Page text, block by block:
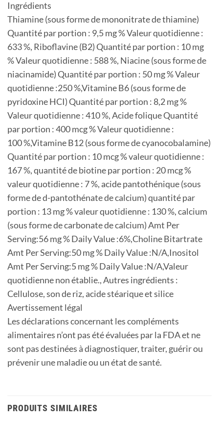
Ingrédients
Thiamine (sous forme de mononitrate de thiamine)
Quantité par portion : 9,5 mg % Valeur quotidienne :
633 %, Riboflavine (B2) Quantité par portion : 10 mg
% Valeur quotidienne : 588 %, Niacine (sous forme de
niacinamide) Quantité par portion : 50 mg % Valeur
quotidienne :250 %,Vitamine B6 (sous forme de
pyridoxine HCI) Quantité par portion : 8,2 mg %
Valeur quotidienne : 410 %, Acide folique Quantité
par portion : 400 mcg % Valeur quotidienne :
100 %,Vitamine B12 (sous forme de cyanocobalamine)
Quantité par portion : 10 mcg % valeur quotidienne :
167 %, quantité de biotine par portion : 20 mcg %
valeur quotidienne : 7 %, acide pantothénique (sous
forme de d-pantothénate de calcium) quantité par
portion : 13 mg % valeur quotidienne : 130 %, calcium
(sous forme de carbonate de calcium) Amt Per
Serving:56 mg % Daily Value :6%,Choline Bitartrate
Amt Per Serving:50 mg % Daily Value :N/A,Inositol
Amt Per Serving:5 mg % Daily Value :N/A,Valeur
quotidienne non établie., Autres ingrédients :
Cellulose, son de riz, acide stéarique et silice
Avertissement légal
Les déclarations concernant les compléments
alimentaires n’ont pas été évaluées par la FDA et ne
sont pas destinées à diagnostiquer, traiter, guérir ou
prévenir une maladie ou un état de santé.
PRODUITS SIMILAIRES